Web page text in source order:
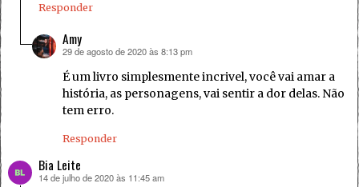
Responder
Amy
disse:
29 de agosto de 2020 às 8:13 pm
É um livro simplesmente incrivel, você vai amar a
história, as personagens, vai sentir a dor delas. Não
tem erro.
Responder
Bia Leite
disse:
14 de julho de 2020 às 11:45 am